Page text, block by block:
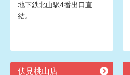
地下鉄北山駅4番出口直
結。
伏見桃山店